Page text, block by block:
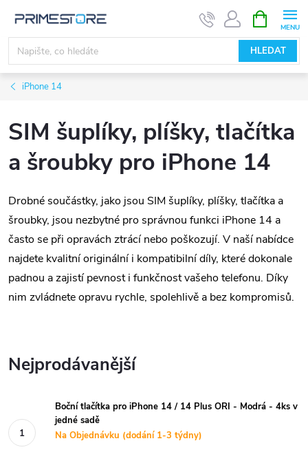
obsah
HLEDAT
NÁKUPNÍ
KOŠÍK
iPhone 14
SIM šuplíky, plíšky, tlačítka
a šroubky pro iPhone 14
Drobné součástky, jako jsou SIM šuplíky, plíšky, tlačítka a
šroubky, jsou nezbytné pro správnou funkci iPhone 14 a
často se při opravách ztrácí nebo poškozují. V naší nabídce
najdete kvalitní originální i kompatibilní díly, které dokonale
padnou a zajistí pevnost i funkčnost vašeho telefonu. Díky
nim zvládnete opravu rychle, spolehlivě a bez kompromisů.
Nejprodávanější
Boční tlačítka pro iPhone 14 / 14 Plus ORI - Modrá - 4ks v
jedné sadě
Na Objednávku (dodání 1-3 týdny)